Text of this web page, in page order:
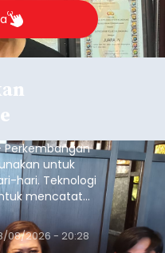
untuk
hari. Teknologi
mencatat
dari suatu
SMA 1
08/2026 - 20:28